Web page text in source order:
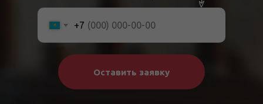
+7
Оставить заявку